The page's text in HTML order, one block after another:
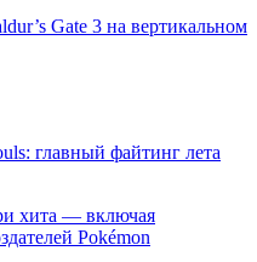
Gate 3 на вертикальном
главный файтинг лета
хита — включая
Pokémon